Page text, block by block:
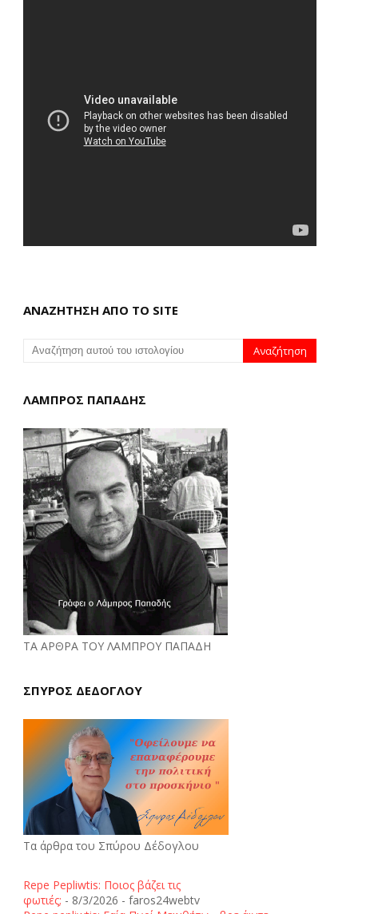
ΑΝΑΖΗΤΗΣΗ ΑΠΟ ΤΟ SITE
ΛΑΜΠΡΟΣ ΠΑΠΑΔΗΣ
ΤΑ ΑΡΘΡΑ ΤΟΥ ΛΑΜΠΡΟΥ ΠΑΠΑΔΗ
ΣΠΥΡΟΣ ΔΕΔΟΓΛΟΥ
Τα άρθρα του Σπύρου Δέδογλου
Repe Pepliwtis: Ποιος βάζει τις
φωτιές; - 8/3/2026 - faros24webtv